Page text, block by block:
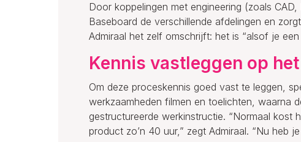
Door koppelingen met engineering (zoals
Baseboard de verschillende afdelingen en
Admiraal het zelf omschrijft: het is “alsof je
Kennis vastleggen op
Om deze proceskennis goed vast te leggen,
werkzaamheden filmen en toelichten, waarna
gestructureerde werkinstructie. “Normaal
product zo’n 40 uur,” zegt Admiraal. “Nu heb